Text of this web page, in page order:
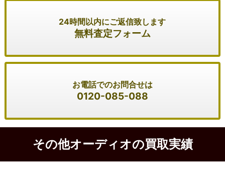
24時間以内にご返信致します
無料査定フォーム
お電話でのお問合せは
0120-085-088
その他オーディオの買取実績